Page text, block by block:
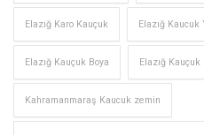
Elazığ Karo Kauçuk Elazığ Kaucuk
Elazığ Kauçuk Boya Elazığ
Kahramanmaraş Kaucuk zemin